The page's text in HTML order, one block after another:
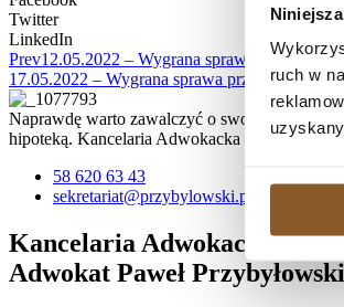
ruch w
Twitter
LinkedIn
Prev12.05.2022 – Wygrana sprawa
17.05.2022 – Wygrana sprawa przeciwko
Naprawdę warto zawalczyć o swoje prawa,
hipoteką. Kancelaria Adwokacka działa na
58 620 63 43
sekretariat@przybylowski.pl
Kancelaria Adwokacka
Adwokat Paweł Przybyłowski